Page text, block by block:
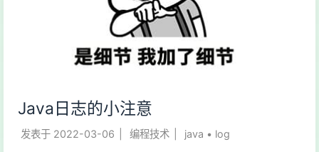
Java日志的小注意
发表于 2022-03-06 编程技术 java • log